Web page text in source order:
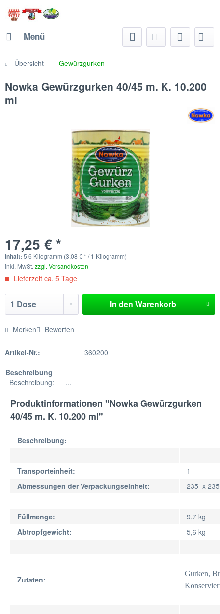
Menü
Übersicht Gewürzgurken
Nowka Gewürzgurken 40/45 m. K. 10.200
ml
17,25 € *
Inhalt: 5.6 Kilogramm (3,08 € * / 1 Kilogramm)
inkl. MwSt. zzgl. Versandkosten
Lieferzeit ca. 5 Tage
In den Warenkorb
Merken Bewerten
Artikel-Nr.: 360200
Beschreibung
Beschreibung: ...
Produktinformationen "Nowka Gewürzgurken
40/45 m. K. 10.200 ml"
Beschreibung:
Transporteinheit:
1
Abmessungen der Verpackungseinheit:
235 x
Füllmenge:
9,7 kg
Abtropfgewicht:
5,6 kg
Zutaten:
Gurken,